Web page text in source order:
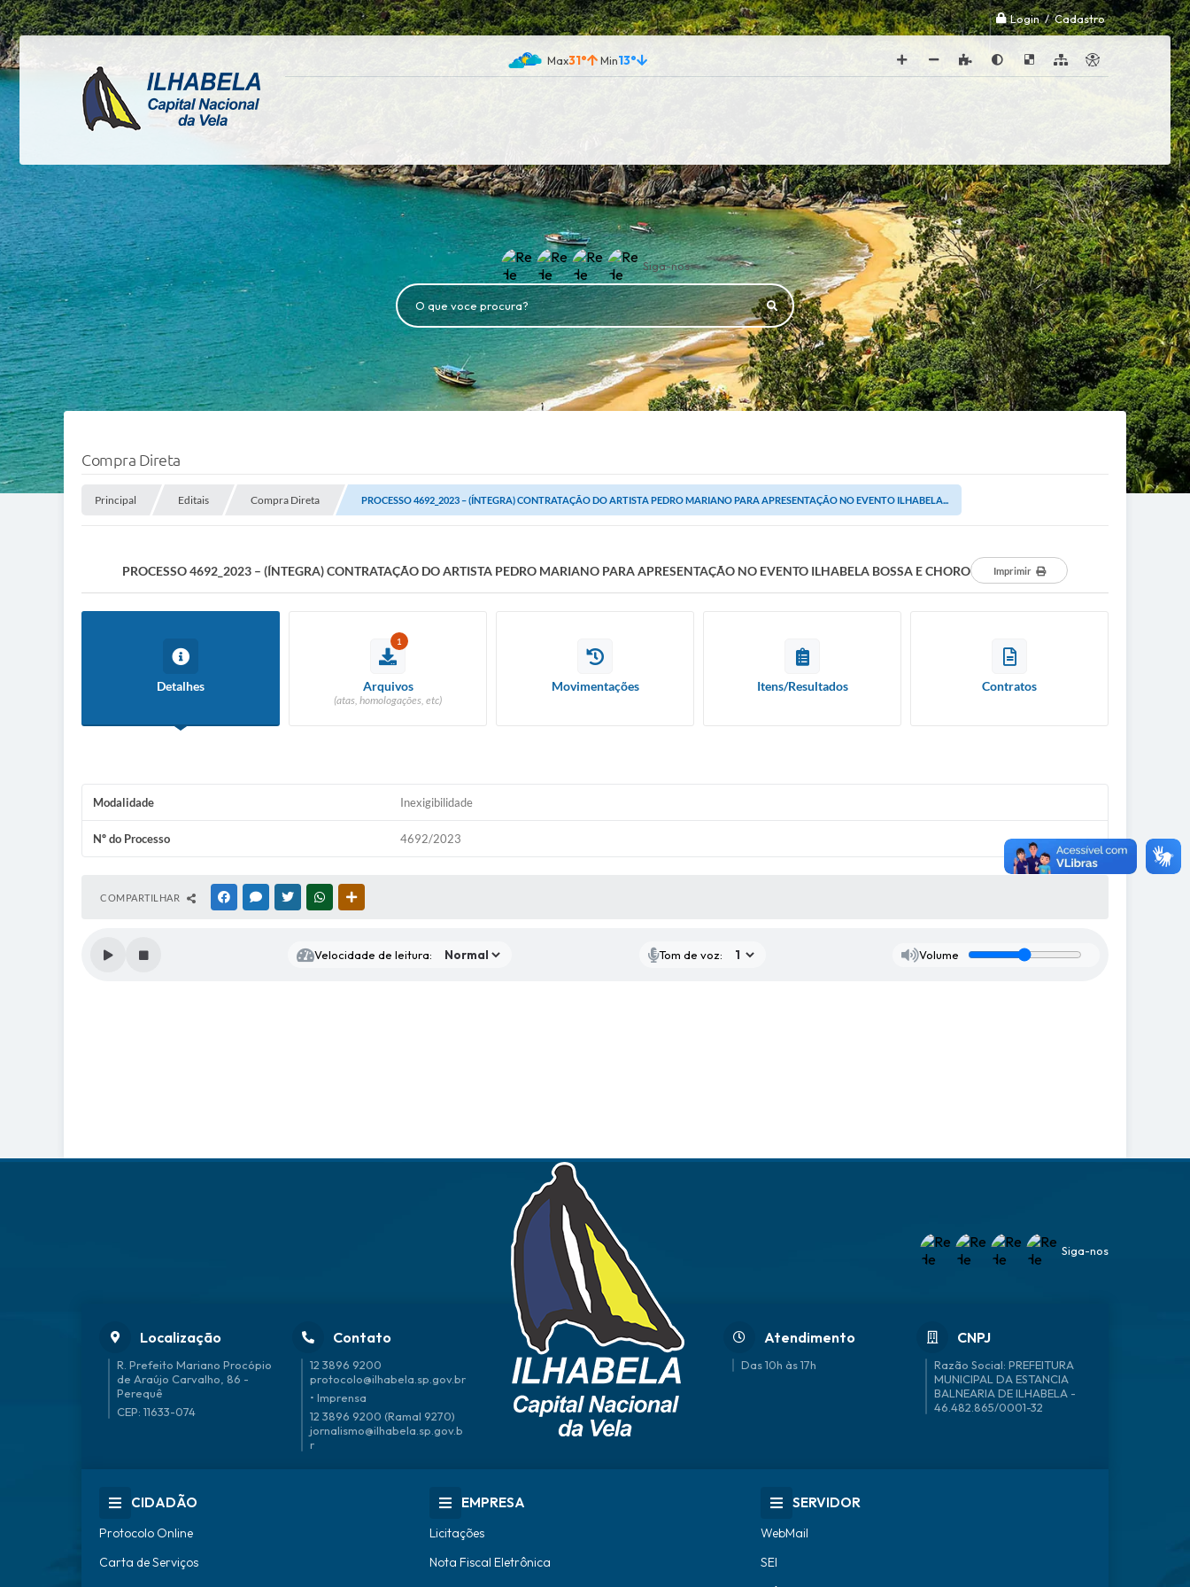
Login / Cadastro
31° 13°
Siga-nos
O que voce procura?
Compra Direta
Principal Editais Compra Direta PROCESSO 4692_2023 – (ÍNTEGRA) CONTRATAÇÃO DO ARTISTA PEDRO MARIANO PARA APRESENTAÇÃO NO EVENTO ILHABELA...
PROCESSO 4692_2023 – (ÍNTEGRA) CONTRATAÇÃO DO ARTISTA PEDRO MARIANO PARA APRESENTAÇÃO NO EVENTO ILHABELA BOSSA E CHORO Imprimir
Detalhes
1
Arquivos
(atas, homologações, etc)
Movimentações Itens/Resultados Contratos
Modalidade Inexigibilidade
Nº do Processo 4692/2023
COMPARTILHAR FACEBOOKMESSENGER
TWITTERWHATSAPP
Velocidade de leitura: Tom de voz: Volume
Localização
R. Prefeito Mariano Procópio
de Araújo Carvalho, 86 -
Perequê
CEP: 11633-074
Contato
12 3896 9200
protocolo@ilhabela.sp.gov.br
• Imprensa
12 3896 9200 (Ramal 9270)
jornalismo@ilhabela.sp.gov.b
r
Atendimento
Das 10h às 17h
CNPJ
46.482.865/0001-32
Siga-nos
CIDADÃO
Protocolo Online
Carta de Serviços
EMPRESA
Licitações
Nota Fiscal Eletrônica
SERVIDOR
WebMail
SEI